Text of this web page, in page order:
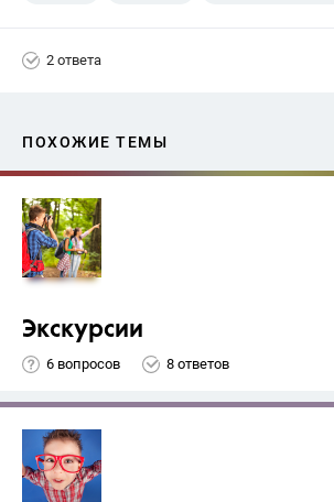
2 ответа
ПОХОЖИЕ ТЕМЫ
Экскурсии
6 вопросов 8 ответов